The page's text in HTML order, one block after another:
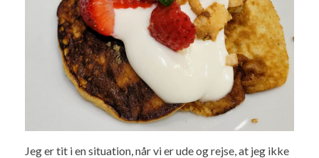
Jeg er tit i en situation, når vi er ude og rejse, at jeg ikke